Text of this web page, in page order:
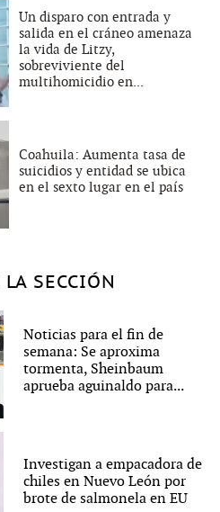
Un disparo con entrada y
salida en el cráneo amenaza
la vida de Litzy,
sobreviviente del
multihomicidio en...
Coahuila: Aumenta tasa de
suicidios y entidad se ubica
en el sexto lugar en el país
SECCIÓN
Noticias para el fin de
semana: Se aproxima
tormenta, Sheinbaum
aprueba aguinaldo para...
Investigan a empacadora de
chiles en Nuevo León por
brote de salmonela en EU